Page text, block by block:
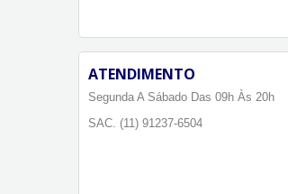
ATENDIMENTO
Segunda A Sábado Das 09h Às 20h
SAC. (11) 91237-6504